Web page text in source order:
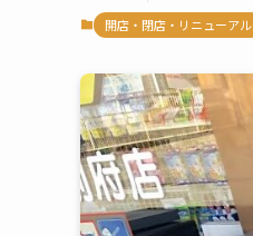
開店・閉店・リニューアル